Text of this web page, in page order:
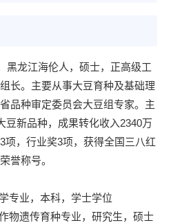
黑龙江海伦人，硕士，正高级工
长。主要从事大豆育种及基础理
品种审定委员会大豆组专家。主
豆新品种，成果转化收入2340万
项，行业奖3项，获得全国三八红
誉称号。
专业，本科，学士学位
物遗传育种专业，研究生，硕士